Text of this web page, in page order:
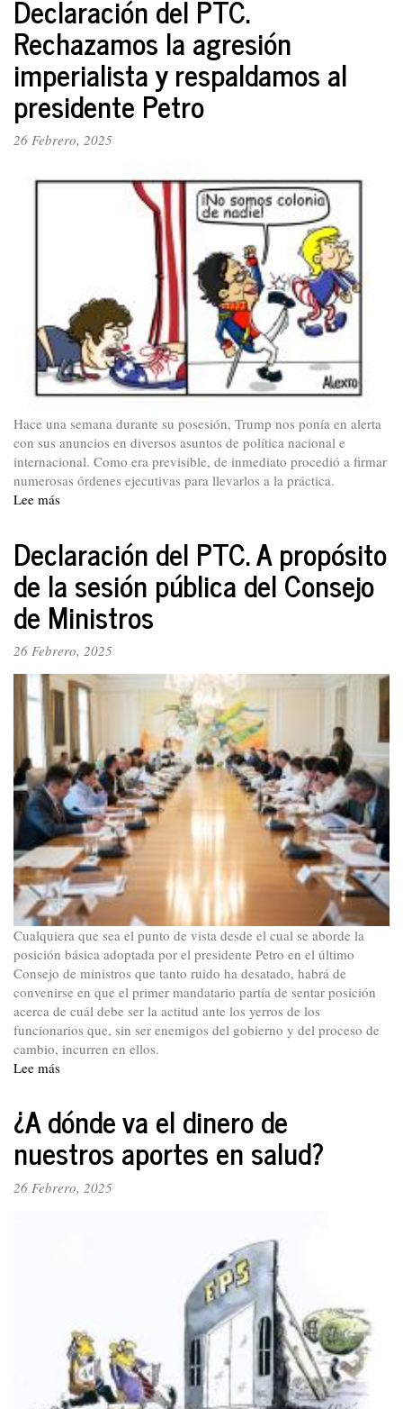
político
Unitarios
Declaración del PTC.
Rechazamos la agresión
imperialista y respaldamos al
presidente Petro
26 Febrero, 2025
Hace una semana durante su posesión, Trump nos ponía en alerta
con sus anuncios en diversos asuntos de política nacional e
internacional. Como era previsible, de inmediato procedió a firmar
numerosas órdenes ejecutivas para llevarlos a la práctica.
Lee más
PTC.
Rechazamos
la
agresión
imperialista
y
respaldamos
al
presidente
Petro
Declaración del PTC. A propósito
de la sesión pública del Consejo
de Ministros
26 Febrero, 2025
Cualquiera que sea el punto de vista desde el cual se aborde la
posición básica adoptada por el presidente Petro en el último
Consejo de ministros que tanto ruido ha desatado, habrá de
convenirse en que el primer mandatario partía de sentar posición
acerca de cuál debe ser la actitud ante los yerros de los
funcionarios que, sin ser enemigos del gobierno y del proceso de
cambio, incurren en ellos.
Lee más
PTC.
propósito
¿A dónde va el dinero de
nuestros aportes en salud?
26 Febrero, 2025